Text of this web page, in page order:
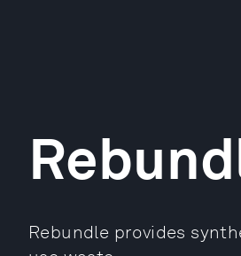
Rebundle provides